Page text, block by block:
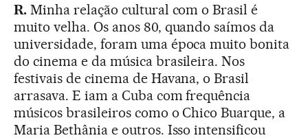
R.Minha relação cultural com o Brasil é
muito velha. Os anos 80, quando saímos da
universidade, foram uma época muito bonita
do cinema e da música brasileira. Nos
festivais de cinema de Havana, o Brasil
arrasava. E iam a Cuba com frequência
músicos brasileiros como o Chico Buarque, a
Maria Bethânia e outros. Isso intensificou